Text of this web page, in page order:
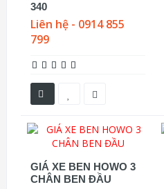
340
Liên hệ - 0914 855
799
GIÁ XE BEN HOWO 3
CHÂN BEN ĐẦU